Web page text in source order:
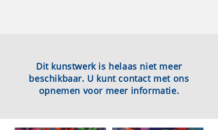
Dit kunstwerk is helaas niet meer
beschikbaar. U kunt contact met ons
opnemen voor meer informatie.